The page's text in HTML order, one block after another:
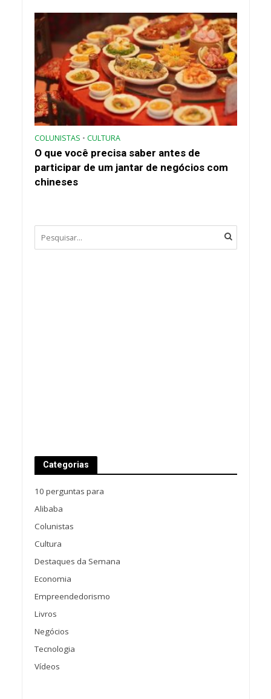
COLUNISTAS • CULTURA
O que você precisa saber antes de
participar de um jantar de negócios com
chineses
Categorias
10 perguntas para
Alibaba
Colunistas
Cultura
Destaques da Semana
Economia
Empreendedorismo
Livros
Negócios
Tecnologia
Vídeos